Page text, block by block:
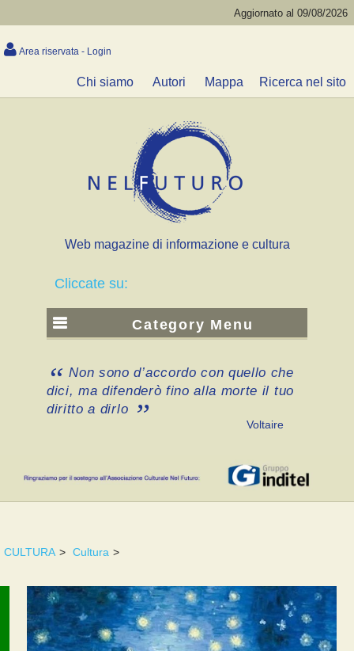
Aggiornato al 09/08/2026
Area riservata - Login
Chi siamo Autori Mappa Ricerca nel sito
Web magazine di informazione e cultura
Cliccate su:
Category Menu
Non sono d’accordo con quello che
dici, ma difenderò fino alla morte il tuo
diritto a dirlo
Voltaire
CULTURA > Cultura >